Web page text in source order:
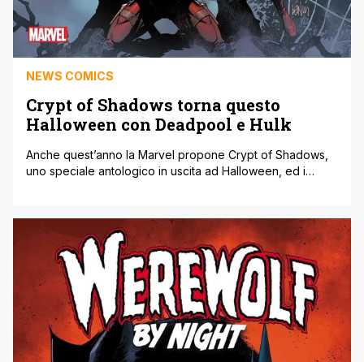
NEWS COMICS
Crypt of Shadows torna questo
Halloween con Deadpool e Hulk
Anche quest’anno la Marvel propone Crypt of Shadows,
uno speciale antologico in uscita ad Halloween, ed i
vedrà come narratore Victor Strange, il fratello di Stephen
intrappolato in uno specchio del Sanctum Sanctorum, in
una storia contenitore scritta da Al [']